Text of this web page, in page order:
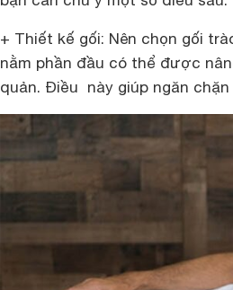
+ Thiết kế gối: Nên chọn gối
nằm phần đầu có thể được
quản. Điều này giúp ngăn